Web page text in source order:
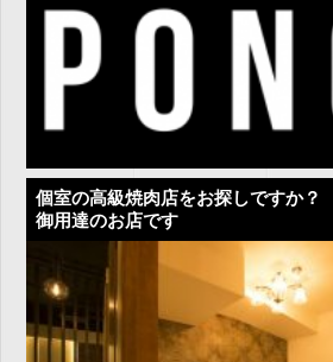
個室の高級焼肉店をお探しですか？
御用達のお店です